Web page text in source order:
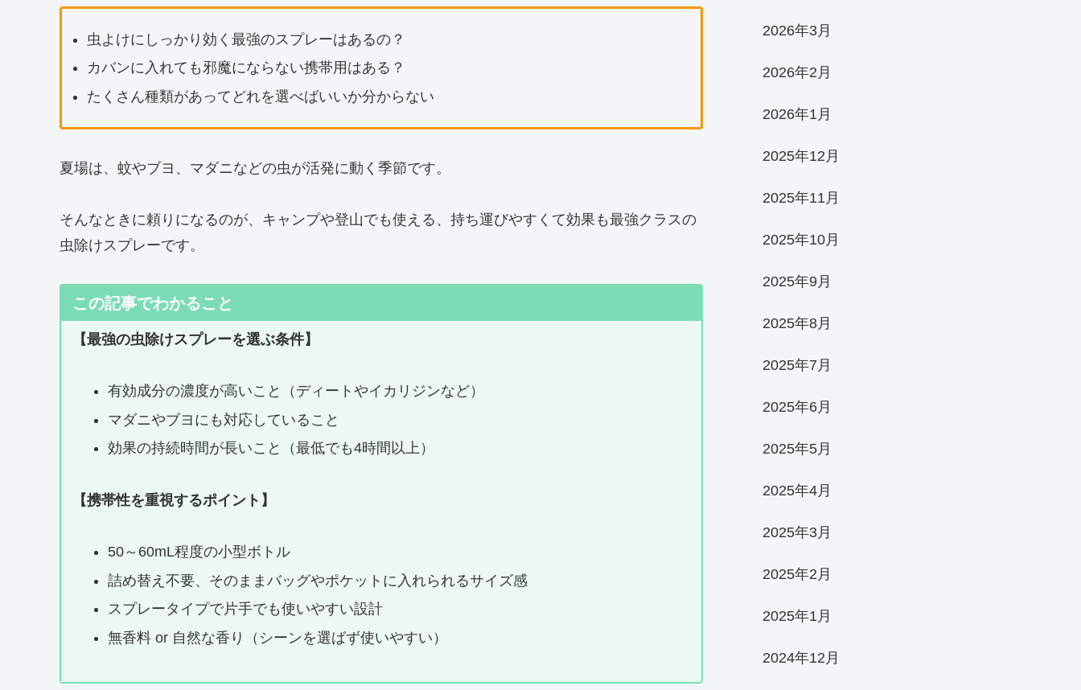
虫よけにしっかり効く最強のスプレーはあるの？
カバンに入れても邪魔にならない携帯用はある？
たくさん種類があってどれを選べばいいか分からない
夏場は、蚊やブヨ、マダニなどの虫が活発に動く季節です。
そんなときに頼りになるのが、キャンプや登山でも使える、持ち運びやすくて効果も最強クラスの
虫除けスプレーです。
この記事でわかること
【最強の虫除けスプレーを選ぶ条件】
有効成分の濃度が高いこと（ディートやイカリジンなど）
マダニやブヨにも対応していること
効果の持続時間が長いこと（最低でも4時間以上）
【携帯性を重視するポイント】
50～60mL程度の小型ボトル
詰め替え不要、そのままバッグやポケットに入れられるサイズ感
スプレータイプで片手でも使いやすい設計
無香料 or 自然な香り（シーンを選ばず使いやすい）
2026年3月
2026年2月
2026年1月
2025年12月
2025年11月
2025年10月
2025年9月
2025年8月
2025年7月
2025年6月
2025年5月
2025年4月
2025年3月
2025年2月
2025年1月
2024年12月